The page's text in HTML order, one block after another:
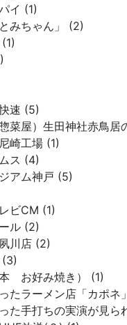
イ (1)
みちゃん」 (2)
速 (5)
菜屋）生田神社赤鳥居
崎工場 (1)
ス (4)
アム神戸 (5)
ビCM (1)
ル (2)
川店 (2)
(3)
お好み焼き） (1)
たラーメン店「カポネ
た手打ちの実演が見ら